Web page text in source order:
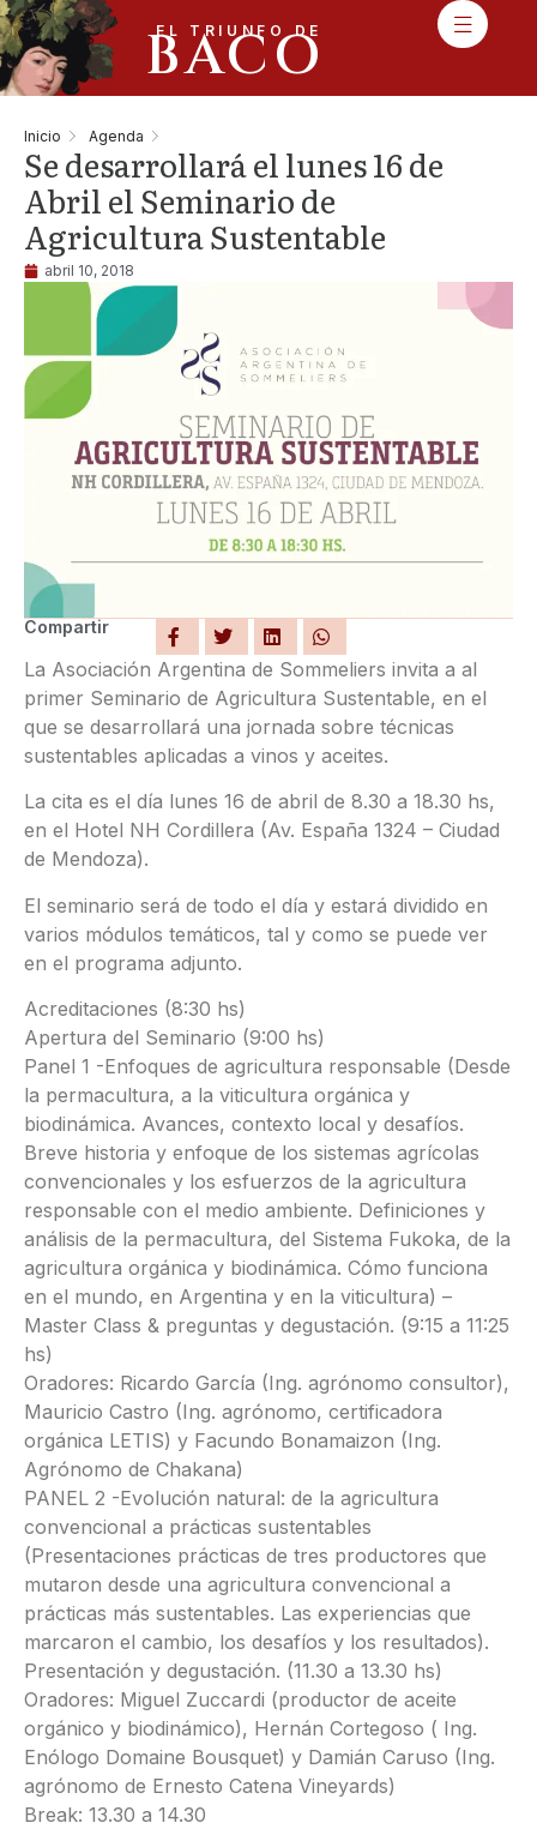
EL TRIUNFO DE
BACO
Inicio Agenda
Se desarrollará el lunes 16 de
Abril el Seminario de
Agricultura Sustentable
abril 10, 2018
Compartir
La Asociación Argentina de Sommeliers invita a al
primer Seminario de Agricultura Sustentable, en el
que se desarrollará una jornada sobre técnicas
sustentables aplicadas a vinos y aceites.
La cita es el día lunes 16 de abril de 8.30 a 18.30 hs,
en el Hotel NH Cordillera (Av. España 1324 – Ciudad
de Mendoza).
El seminario será de todo el día y estará dividido en
varios módulos temáticos, tal y como se puede ver
en el programa adjunto.
Acreditaciones (8:30 hs)
Apertura del Seminario (9:00 hs)
Panel 1 -Enfoques de agricultura responsable (Desde
la permacultura, a la viticultura orgánica y
biodinámica. Avances, contexto local y desafíos.
Breve historia y enfoque de los sistemas agrícolas
convencionales y los esfuerzos de la agricultura
responsable con el medio ambiente. Definiciones y
análisis de la permacultura, del Sistema Fukoka, de la
agricultura orgánica y biodinámica. Cómo funciona
en el mundo, en Argentina y en la viticultura) –
Master Class & preguntas y degustación. (9:15 a 11:25
hs)
Oradores: Ricardo García (Ing. agrónomo consultor),
Mauricio Castro (Ing. agrónomo, certificadora
orgánica LETIS) y Facundo Bonamaizon (Ing.
Agrónomo de Chakana)
PANEL 2 -Evolución natural: de la agricultura
convencional a prácticas sustentables
(Presentaciones prácticas de tres productores que
mutaron desde una agricultura convencional a
prácticas más sustentables. Las experiencias que
marcaron el cambio, los desafíos y los resultados).
Presentación y degustación. (11.30 a 13.30 hs)
Oradores: Miguel Zuccardi (productor de aceite
orgánico y biodinámico), Hernán Cortegoso ( Ing.
Enólogo Domaine Bousquet) y Damián Caruso (Ing.
agrónomo de Ernesto Catena Vineyards)
Break: 13.30 a 14.30